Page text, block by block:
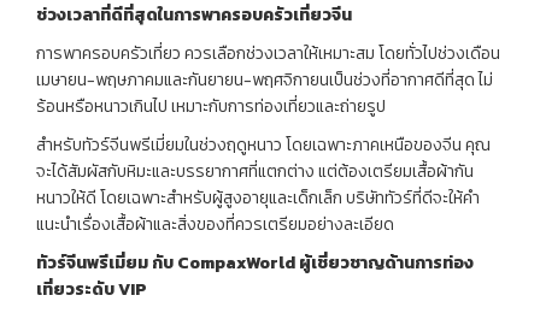
ช่วงเวลาที่ดีที่สุดในการพาครอบครัวเที่ยวจีน
การพาครอบครัวเที่ยว ควรเลือกช่วงเวลาให้เหมาะสม โดยทั่วไปช่วงเดือน
เมษายน-พฤษภาคมและกันยายน-พฤศจิกายนเป็นช่วงที่อากาศดีที่สุด ไม่
ร้อนหรือหนาวเกินไป เหมาะกับการท่องเที่ยวและถ่ายรูป
สำหรับทัวร์จีนพรีเมี่ยมในช่วงฤดูหนาว โดยเฉพาะภาคเหนือของจีน คุณ
จะได้สัมผัสกับหิมะและบรรยากาศที่แตกต่าง แต่ต้องเตรียมเสื้อผ้ากัน
หนาวให้ดี โดยเฉพาะสำหรับผู้สูงอายุและเด็กเล็ก บริษัททัวร์ที่ดีจะให้คำ
แนะนำเรื่องเสื้อผ้าและสิ่งของที่ควรเตรียมอย่างละเอียด
ทัวร์จีนพรีเมี่ยม กับ CompaxWorldผู้เชี่ยวชาญด้านการท่อง
เที่ยวระดับ VIP